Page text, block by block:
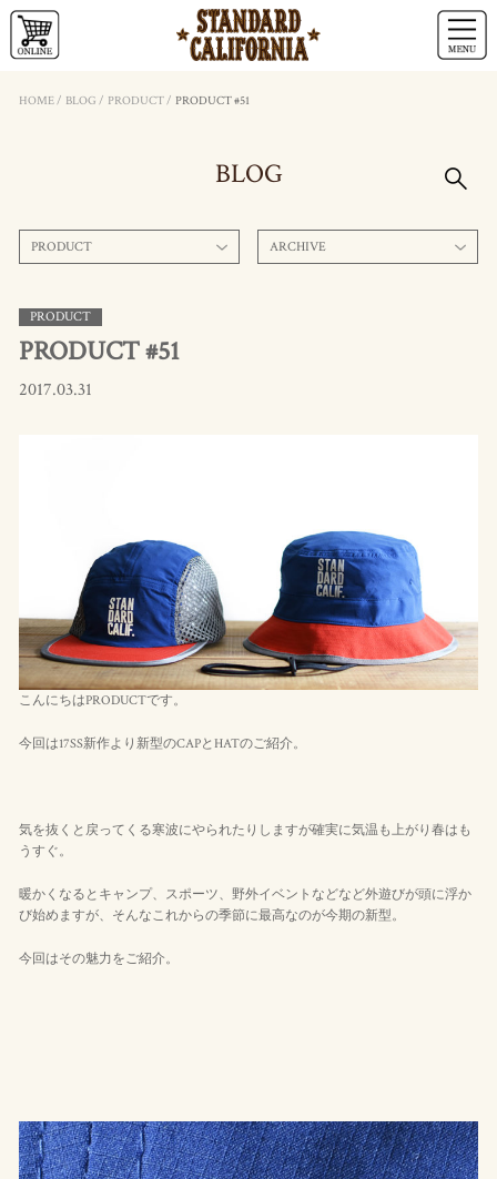
HOME/ BLOG / PRODUCT/ PRODUCT #51
BLOG
PRODUCT ARCHIVE
PRODUCT
PRODUCT #51
2017.03.31
こんにちはPRODUCTです。
今回は17SS新作より新型のCAPとHATのご紹介。
気を抜くと戻ってくる寒波にやられたりしますが確実に気温も上がり春はも
うすぐ。
暖かくなるとキャンプ、スポーツ、野外イベントなどなど外遊びが頭に浮か
び始めますが、そんなこれからの季節に最高なのが今期の新型。
今回はその魅力をご紹介。